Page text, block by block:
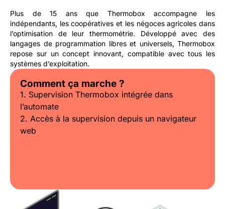
Plus de 15 ans que Thermobox accompagne les
indépendants, les coopératives et les négoces agricoles dans
l’optimisation de leur thermométrie. Développé avec des
langages de programmation libres et universels, Thermobox
repose sur un concept innovant, compatible avec tous les
systèmes d’exploitation.
Comment ça marche ?
1. Supervision Thermobox intégrée dans
l’automate
2. Accès à la supervision depuis un navigateur
web